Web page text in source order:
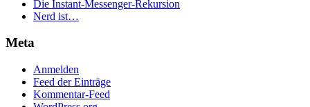
Die Instant-Messenger-Rekursion
Nerd ist…
Meta
Anmelden
Feed der Einträge
Kommentar-Feed